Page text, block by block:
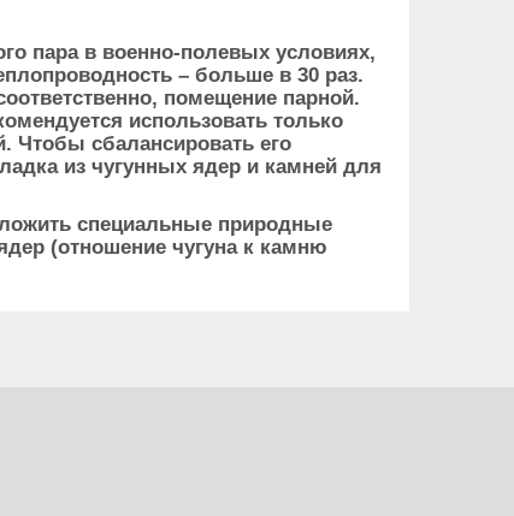
пара в военно-полевых условиях,
– больше в 30 раз.
помещение парной.
использовать только
Чтобы сбалансировать его
из чугунных ядер и камней для
специальные природные
(отношение чугуна к камню